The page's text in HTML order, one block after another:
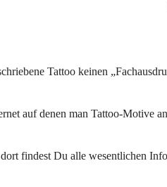
Tattoo keinen
auf denen man Tattoo-Motive
findest Du alle wesentlichen